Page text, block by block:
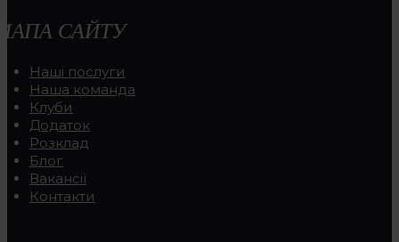
САЙТУ
Наші послуги
Наша команда
Клуби
Додаток
Розклад
Блог
Вакансії
Контакти